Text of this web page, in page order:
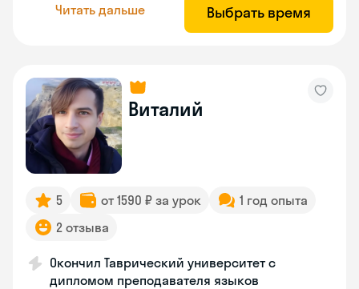
Читать дальше Выбрать время
Виталий
5 от 1590 ₽ за урок
1 год опыта
2 отзыва
Окончил Таврический университет с
дипломом преподавателя языков